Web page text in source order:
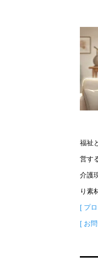
福祉
営す
介護
り素
[ プ
[ お